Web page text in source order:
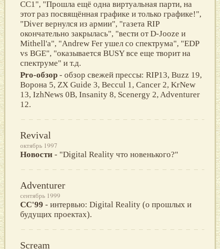
CC1", "Прошла ещё одна виртуальная парти, на
этот раз посвящённая графике и только графике!",
"Diver вернулся из армии", "газета RIP
окончательно закрылась", "вести от D-Jooze и
Mithell'a", "Andrew Fer ушел со спектрума", "EDP
vs BGE", "оказывается BUSY все еще творит на
спектруме" и т.д.
Pro-обзор - обзор свежей прессы: RIP13, Buzz 19,
Ворона 5, ZX Guide 3, Beccul 1, Cancer 2, KrNew
13, IzhNews 0B, Insanity 8, Scenergy 2, Adventurer
12.
Revival
октябрь 1997
Новости - "Digital Reality что новенького?"
Adventurer
сентябрь 1999
СС'99 - интервью: Digital Reality (о прошлых и
будущих проектах).
Scream